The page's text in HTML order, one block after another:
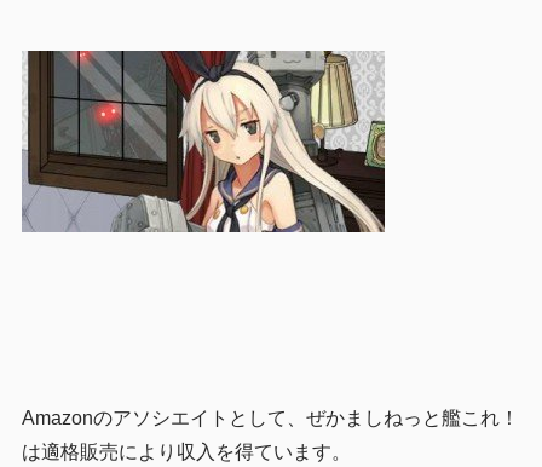
Amazonのアソシエイトとして、ぜかましねっと艦これ！
は適格販売により収入を得ています。